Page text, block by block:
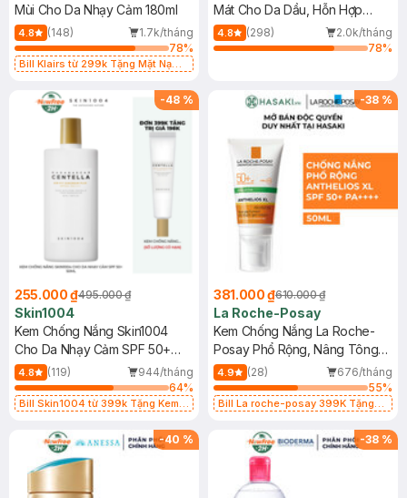
Mùi Cho Da Nhạy Cảm 180ml
4.8 (148)
1.7k/tháng
78%
Bill Klairs từ 299k Tặng Mặt Nạ
25ml (SL Có Hạn)
Mát Cho Da Dầu, Hỗn Hợp
400ml
4.8 (298)
2.0k/tháng
78%
-48 %
255.000 ₫495.000 ₫
Skin1004
Kem Chống Nắng Skin1004
Cho Da Nhạy Cảm SPF 50+
50ml
4.8 (119)
944/tháng
64%
Bill Skin1004 từ 399k Tặng Kem
SPF 50+ 20ml (SL Có Hạn)
-38 %
381.000 ₫610.000 ₫
La Roche-Posay
Kem Chống Nắng La Roche-
Posay Phổ Rộng, Nâng Tông
Kiềm Dầu 50ml
4.9 (28)
676/tháng
55%
Bill La roche-posay 399K Tặng
(SL có hạn)
-40 % -38 %